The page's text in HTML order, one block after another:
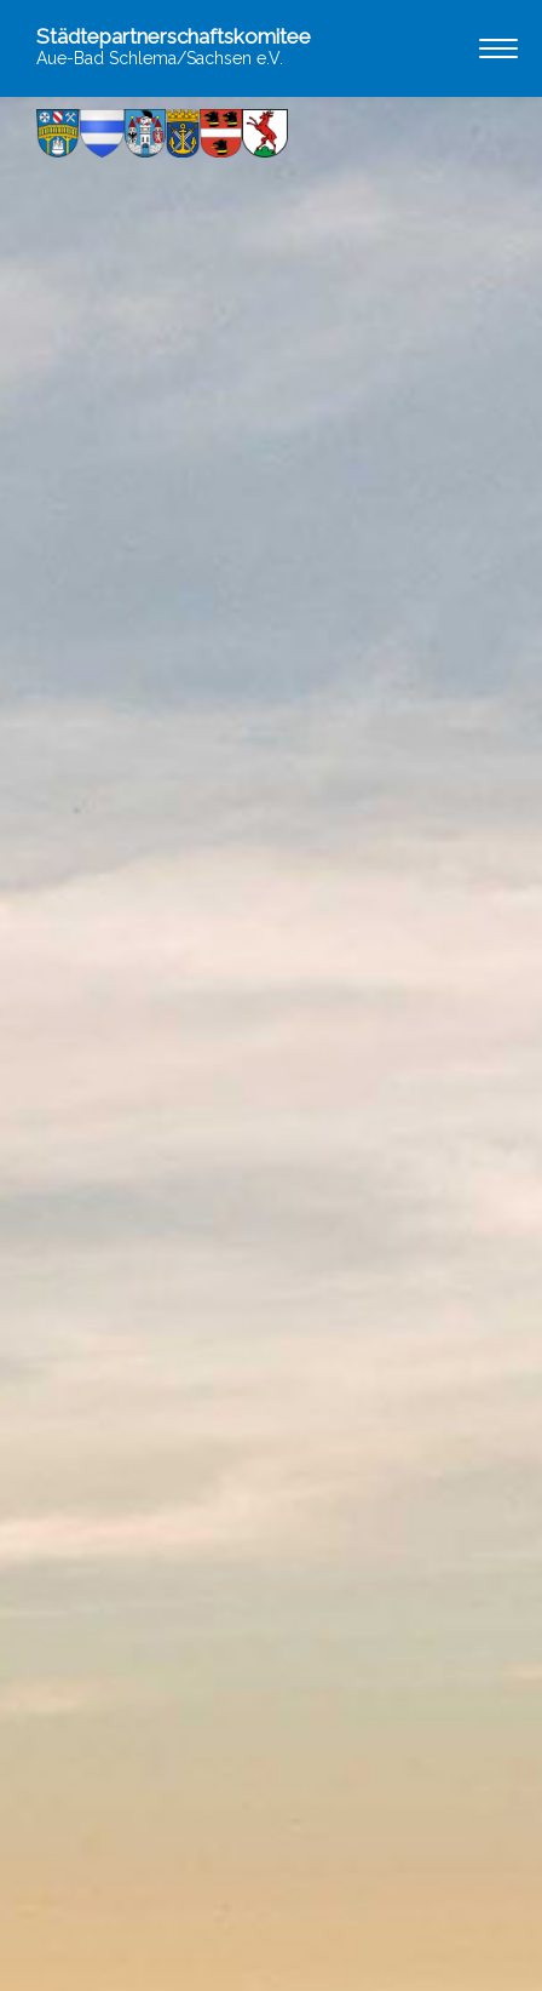
Städtepartnerschaftskomitee
Aue-Bad Schlema/Sachsen e.V.